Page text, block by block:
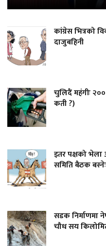
कांग्रेस भित्रको
दाजुबहिनी
चुलिदैं महंगीः
कती ?)
इतर पक्षको भेला
समिति बैठक
सडक निर्माणमा
चौध सय